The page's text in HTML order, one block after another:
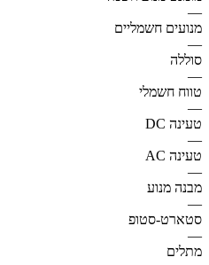
—
מנועים חשמליים
—
סוללה
—
טווח חשמלי
—
טעינה DC
—
טעינה AC
—
מבנה מנוע
—
סטארט-סטופ
—
מתלים